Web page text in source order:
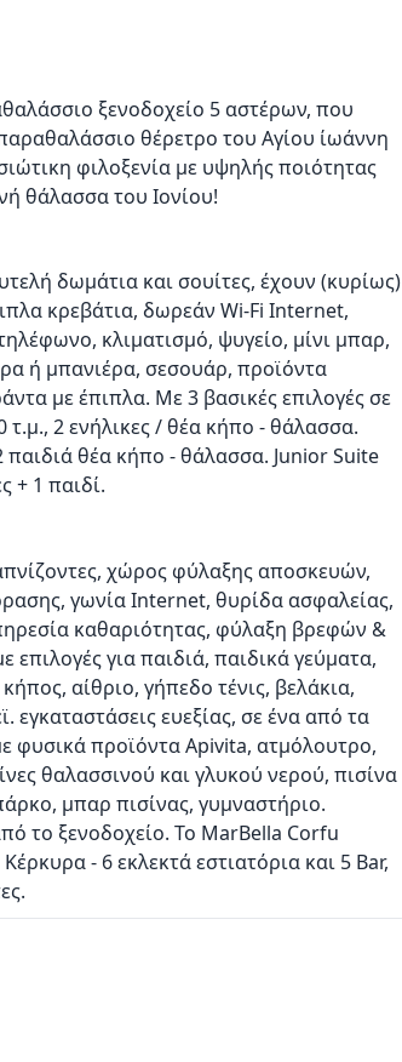
ξενοδοχείο 5 αστέρων, που
θέρετρο του Αγίου ίωάννη
φιλοξενία με υψηλής ποιότητας
θάλασσα του Ιονίου!
δωμάτια και σουίτες, έχουν (κυρίως)
κρεβάτια, δωρεάν Wi-Fi Internet,
κλιματισμό, ψυγείο, μίνι μπαρ,
ή μπανιέρα, σεσουάρ, προϊόντα
με έπιπλα. Με 3 βασικές επιλογές σε
τ.μ., 2 ενήλικες / θέα κήπο - θάλασσα.
παιδιά θέα κήπο - θάλασσα. Junior Suite
+ 1 παιδί.
χώρος φύλαξης αποσκευών,
γωνία Ιnternet, θυρίδα ασφαλείας,
καθαριότητας, φύλαξη βρεφών &
για παιδιά, παιδικά γεύματα,
αίθριο, γήπεδο τένις, βελάκια,
ευεξίας, σε ένα από τα
φυσικά προϊόντα Apivita, ατμόλουτρο,
θαλασσινού και γλυκού νερού, πισίνα
μπαρ πισίνας, γυμναστήριο.
το ξενοδοχείο. Το MarBella Corfu
- 6 εκλεκτά εστιατόρια και 5 Βar,